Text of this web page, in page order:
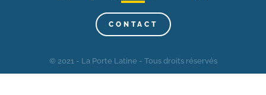
CONTACT
© 2021 - La Porte Latine - Tous droits réservés